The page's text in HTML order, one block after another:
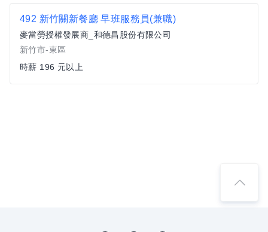
492 新竹關新餐廳 早班服務員(兼職)
麥當勞授權發展商_和德昌股份有限公司
新竹市-東區
時薪 196 元以上